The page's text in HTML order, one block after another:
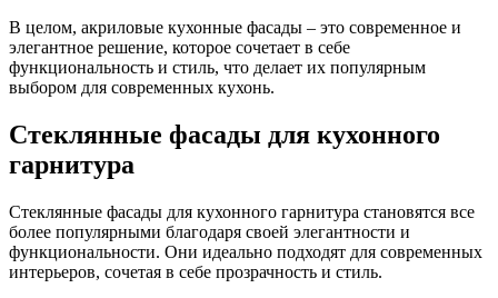
В целом, акриловые кухонные фасады – это современное и
элегантное решение, которое сочетает в себе
функциональность и стиль, что делает их популярным
выбором для современных кухонь.
Стеклянные фасады для кухонного
гарнитура
Стеклянные фасады для кухонного гарнитура становятся все
более популярными благодаря своей элегантности и
функциональности. Они идеально подходят для современных
интерьеров, сочетая в себе прозрачность и стиль.